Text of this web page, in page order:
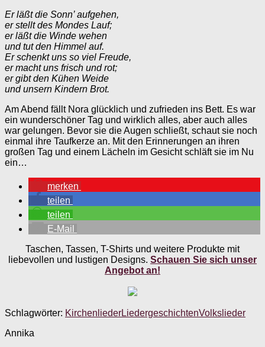
Er läßt die Sonn’ aufgehen,
er stellt des Mondes Lauf;
er läßt die Winde wehen
und tut den Himmel auf.
Er schenkt uns so viel Freude,
er macht uns frisch und rot;
er gibt den Kühen Weide
und unsern Kindern Brot.
Am Abend fällt Nora glücklich und zufrieden ins Bett. Es war
ein wunderschöner Tag und wirklich alles, aber auch alles
war gelungen. Bevor sie die Augen schließt, schaut sie noch
einmal ihre Taufkerze an. Mit den Erinnerungen an ihren
großen Tag und einem Lächeln im Gesicht schläft sie im Nu
ein…
merken
teilen
teilen
E-Mail
Taschen, Tassen, T-Shirts und weitere Produkte mit
liebevollen und lustigen Designs. Schauen Sie sich unser
Angebot an!
Schlagwörter: KirchenliederLiedergeschichtenVolkslieder
Annika